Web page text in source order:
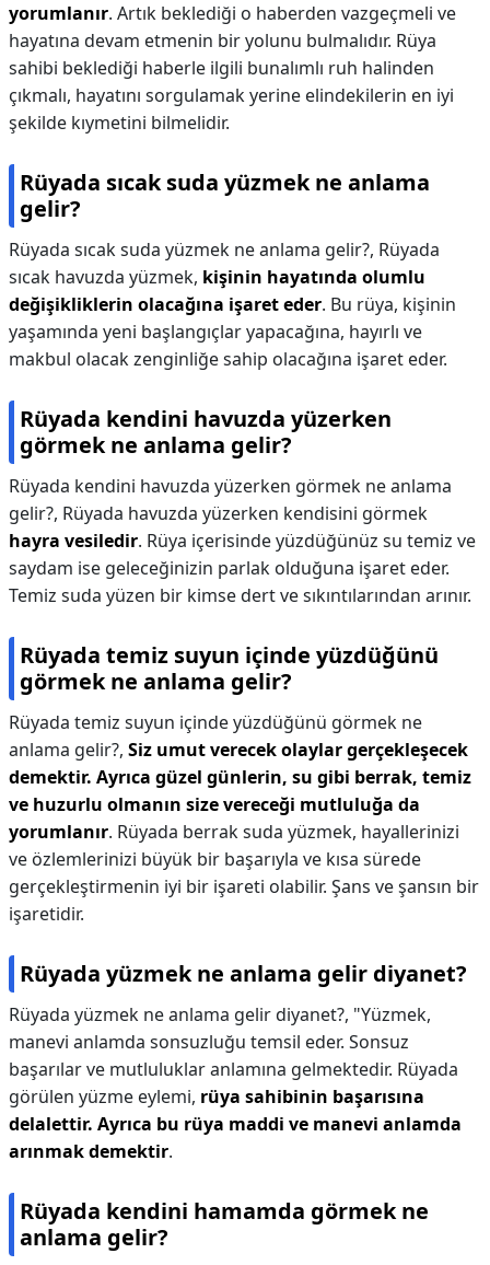
yorumlanır. Artık beklediği o haberden vazgeçmeli ve
hayatına devam etmenin bir yolunu bulmalıdır. Rüya
sahibi beklediği haberle ilgili bunalımlı ruh halinden
çıkmalı, hayatını sorgulamak yerine elindekilerin en iyi
şekilde kıymetini bilmelidir.
Rüyada sıcak suda yüzmek ne anlama
gelir?
Rüyada sıcak suda yüzmek ne anlama gelir?, Rüyada
sıcak havuzda yüzmek, kişinin hayatında olumlu
değişikliklerin olacağına işaret eder. Bu rüya, kişinin
yaşamında yeni başlangıçlar yapacağına, hayırlı ve
makbul olacak zenginliğe sahip olacağına işaret eder.
Rüyada kendini havuzda yüzerken
görmek ne anlama gelir?
Rüyada kendini havuzda yüzerken görmek ne anlama
gelir?, Rüyada havuzda yüzerken kendisini görmek
hayra vesiledir. Rüya içerisinde yüzdüğünüz su temiz ve
saydam ise geleceğinizin parlak olduğuna işaret eder.
Temiz suda yüzen bir kimse dert ve sıkıntılarından arınır.
Rüyada temiz suyun içinde yüzdüğünü
görmek ne anlama gelir?
Rüyada temiz suyun içinde yüzdüğünü görmek ne
anlama gelir?, Siz umut verecek olaylar gerçekleşecek
demektir. Ayrıca güzel günlerin, su gibi berrak, temiz
ve huzurlu olmanın size vereceği mutluluğa da
yorumlanır. Rüyada berrak suda yüzmek, hayallerinizi
ve özlemlerinizi büyük bir başarıyla ve kısa sürede
gerçekleştirmenin iyi bir işareti olabilir. Şans ve şansın bir
işaretidir.
Rüyada yüzmek ne anlama gelir diyanet?
Rüyada yüzmek ne anlama gelir diyanet?, "Yüzmek,
manevi anlamda sonsuzluğu temsil eder. Sonsuz
başarılar ve mutluluklar anlamına gelmektedir. Rüyada
görülen yüzme eylemi, rüya sahibinin başarısına
delalettir. Ayrıca bu rüya maddi ve manevi anlamda
arınmak demektir.
Rüyada kendini hamamda görmek ne
anlama gelir?